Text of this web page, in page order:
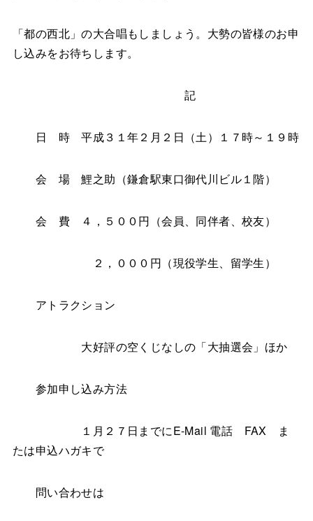
「都の西北」の大合唱もしましょう。大勢の皆様のお申
し込みをお待ちします。
記
日 時 平成３１年２月２日（土）１７時～１９時
会 場 鯉之助（鎌倉駅東口御代川ビル１階）
会 費 ４，５００円（会員、同伴者、校友）
２，０００円（現役学生、留学生）
アトラクション
大好評の空くじなしの「大抽選会」ほか
参加申し込み方法
１月２７日までにE-Mail 電話 FAX ま
たは申込ハガキで
問い合わせは